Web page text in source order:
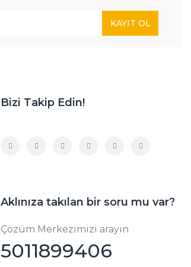
KAYIT OL
Bizi Takip Edin!
Aklınıza takılan bir soru mu var?
Çözüm Merkezimizi arayın
5011899406